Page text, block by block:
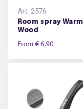
Art. 2576
Room spray Warm
Wood
From € 6,90